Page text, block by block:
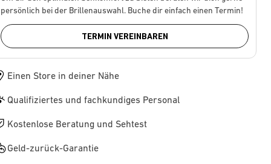
persönlich bei der Brillenauswahl. Buche dir einfach einen Termin!
TERMIN VEREINBAREN
Einen Store in deiner Nähe
Qualifiziertes und fachkundiges Personal
Kostenlose Beratung und Sehtest
Geld-zurück-Garantie